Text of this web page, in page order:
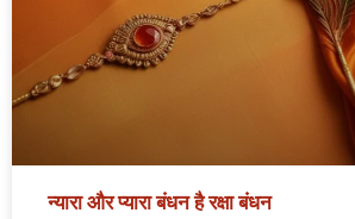
न्यारा और प्यारा बंधन है रक्षा बंधन